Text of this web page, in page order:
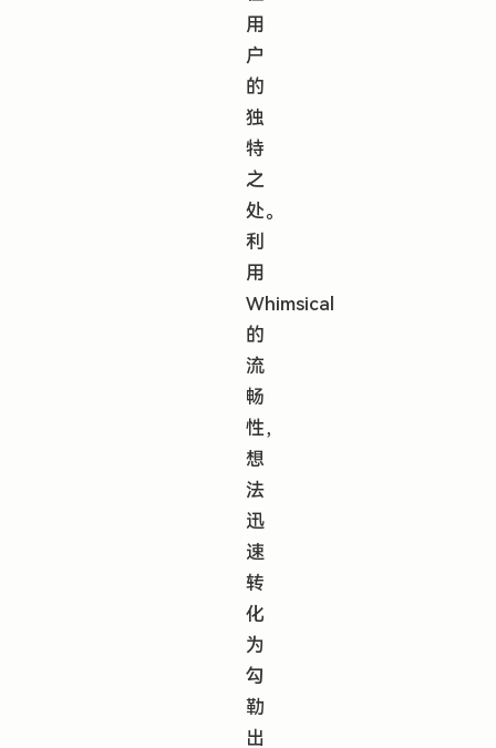
用
户
的
独
特
之
处。
利
用
Whimsical
的
流
畅
性，
想
法
迅
速
转
化
为
勾
勒
出